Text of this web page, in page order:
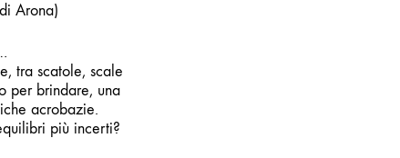
Arona)
tra scatole, scale
per brindare, una
acrobazie.
più incerti?